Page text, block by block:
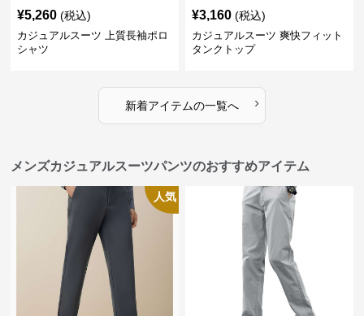
¥5,260 (税込)
カジュアルスーツ 上質長袖ポロ
シャツ
¥3,160 (税込)
カジュアルスーツ 爽快フィット
タンクトップ
新着アイテムの一覧へ ›
メンズカジュアルスーツパンツのおすすめアイテム
人気